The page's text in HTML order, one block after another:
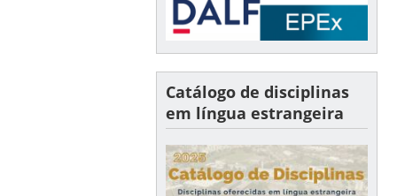
Catálogo de disciplinas
em língua estrangeira